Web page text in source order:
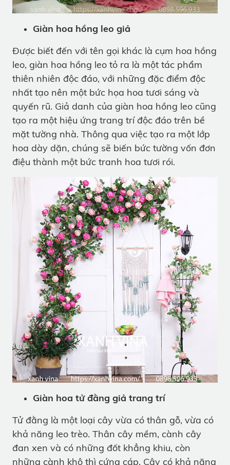
Giàn hoa hồng leo giả
Được biết đến với tên gọi khác là cụm hoa hồng
leo, giàn hoa hồng leo tỏ ra là một tác phẩm
thiên nhiên độc đáo, với những đặc điểm độc
nhất tạo nên một bức họa hoa tươi sáng và
quyến rũ. Giả danh của giàn hoa hồng leo cũng
tạo ra một hiệu ứng trang trí độc đáo trên bề
mặt tường nhà. Thông qua việc tạo ra một lớp
hoa dày dặn, chúng sẽ biến bức tường vốn đơn
điệu thành một bức tranh hoa tươi rói.
Giàn hoa tử đằng giả trang trí
Tử đằng là một loại cây vừa có thân gỗ, vừa có
khả năng leo trèo. Thân cây mềm, cành cây
đan xen và có những đốt khẳng khiu, còn
những cành khô thì cứng cáp. Cây có khả năng